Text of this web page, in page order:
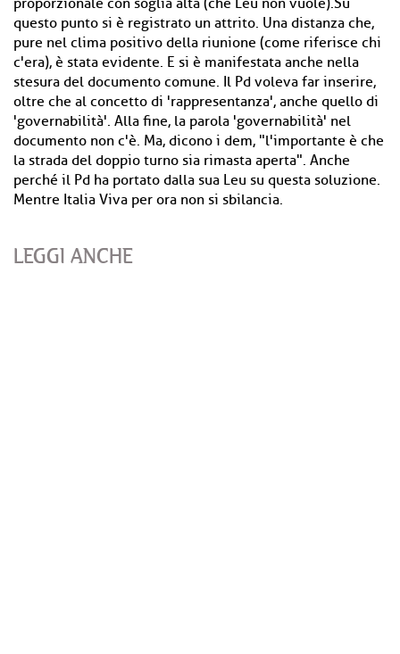
proporzionale con soglia alta (che Leu non vuole).Su
questo punto si è registrato un attrito. Una distanza che,
pure nel clima positivo della riunione (come riferisce chi
c'era), è stata evidente. E si è manifestata anche nella
stesura del documento comune. Il Pd voleva far inserire,
oltre che al concetto di 'rappresentanza', anche quello di
'governabilità'. Alla fine, la parola 'governabilità' nel
documento non c'è. Ma, dicono i dem, "l'importante è che
la strada del doppio turno sia rimasta aperta". Anche
perché il Pd ha portato dalla sua Leu su questa soluzione.
Mentre Italia Viva per ora non si sbilancia.
LEGGI ANCHE